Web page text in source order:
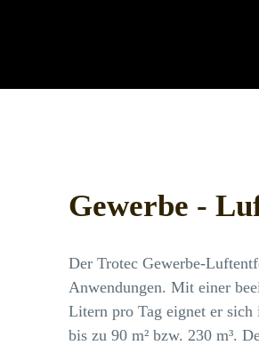
Gewerbe -
Der Trotec Gewerbe-
Anwendungen. Mit einer
Litern pro Tag eignet er sich
bis zu 90 m² bzw. 230 m³.